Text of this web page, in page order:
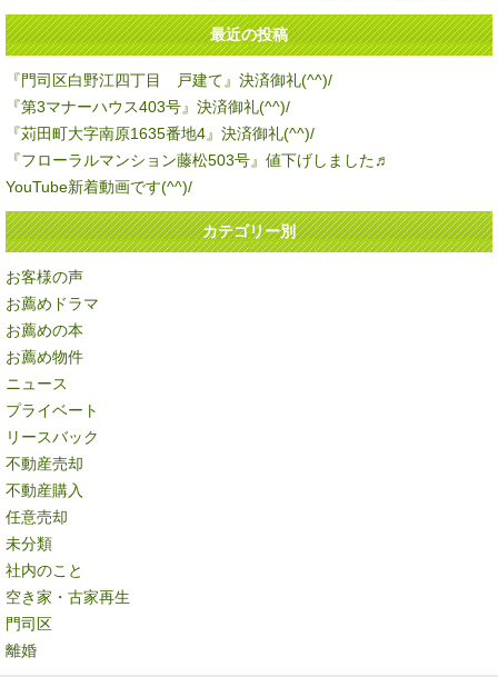
最近の投稿
『門司区白野江四丁目 戸建て』決済御礼(^^)/
『第3マナーハウス403号』決済御礼(^^)/
『苅田町大字南原1635番地4』決済御礼(^^)/
『フローラルマンション藤松503号』値下げしました♬
YouTube新着動画です(^^)/
カテゴリー別
お客様の声
お薦めドラマ
お薦めの本
お薦め物件
ニュース
プライベート
リースバック
不動産売却
不動産購入
任意売却
未分類
社内のこと
空き家・古家再生
門司区
離婚